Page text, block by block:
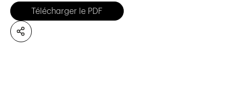
Télécharger le PDF